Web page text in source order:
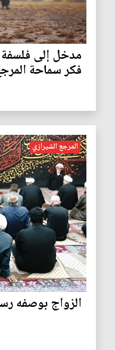
مدخل إلى فلسفة
فكر سماحة
المرجع الشيرازي
الزواج بوصفه